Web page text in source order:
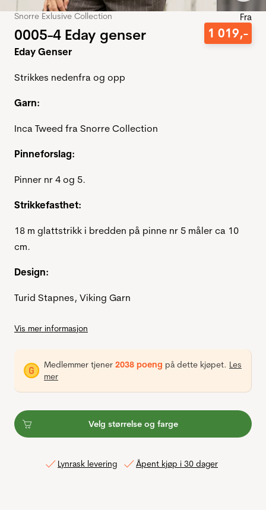
Snorre Exlusive Collection
0005-4 Eday genser
Fra
1 019,-
Eday Genser
Strikkes nedenfra og opp
Garn:
Inca Tweed fra Snorre Collection
Pinneforslag:
Pinner nr 4 og 5.
Strikkefasthet:
18 m glattstrikk i bredden på pinne nr 5 måler ca 10
cm.
Design:
Turid Stapnes, Viking Garn
Vis mer informasjon
Medlemmer tjener 2038 poeng på dette kjøpet. Les
mer
Velg størrelse og farge
Lynrask levering Åpent kjøp i 30 dager